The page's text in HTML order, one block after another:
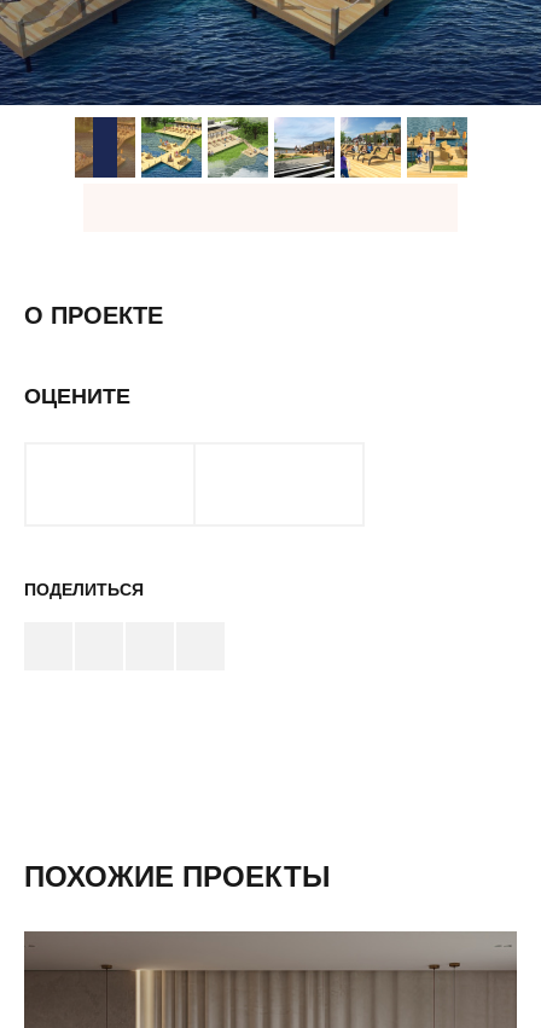
О ПРОЕКТЕ
ОЦЕНИТЕ
ПОДЕЛИТЬСЯ
ПОХОЖИЕ ПРОЕКТЫ